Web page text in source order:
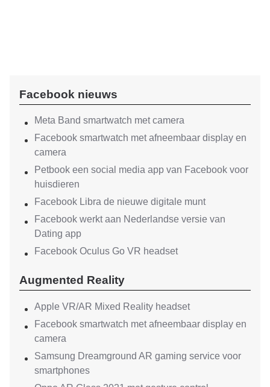
Facebook nieuws
Meta Band smartwatch met camera
Facebook smartwatch met afneembaar display en
camera
Petbook een social media app van Facebook voor
huisdieren
Facebook Libra de nieuwe digitale munt
Facebook werkt aan Nederlandse versie van
Dating app
Facebook Oculus Go VR headset
Augmented Reality
Apple VR/AR Mixed Reality headset
Facebook smartwatch met afneembaar display en
camera
Samsung Dreamground AR gaming service voor
smartphones